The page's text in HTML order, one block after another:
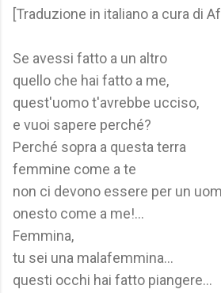
[Traduzione in italiano a cura di
Se avessi fatto a un altro
quello che hai fatto a me,
quest'uomo t'avrebbe ucciso,
e vuoi sapere perché?
Perché sopra a questa terra
femmine come a te
non ci devono essere per un
onesto come a me!...
Femmina,
tu sei una malafemmina...
questi occhi hai fatto piangere...